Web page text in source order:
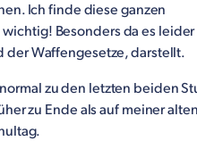
Ich finde diese ganzen
Besonders da es leider
der Waffengesetze, darstellt.
zu den letzten beiden
zu Ende als auf meiner alten